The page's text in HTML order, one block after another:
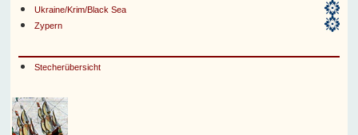
Ukraine/Krim/Black Sea
Zypern
Stecherübersicht